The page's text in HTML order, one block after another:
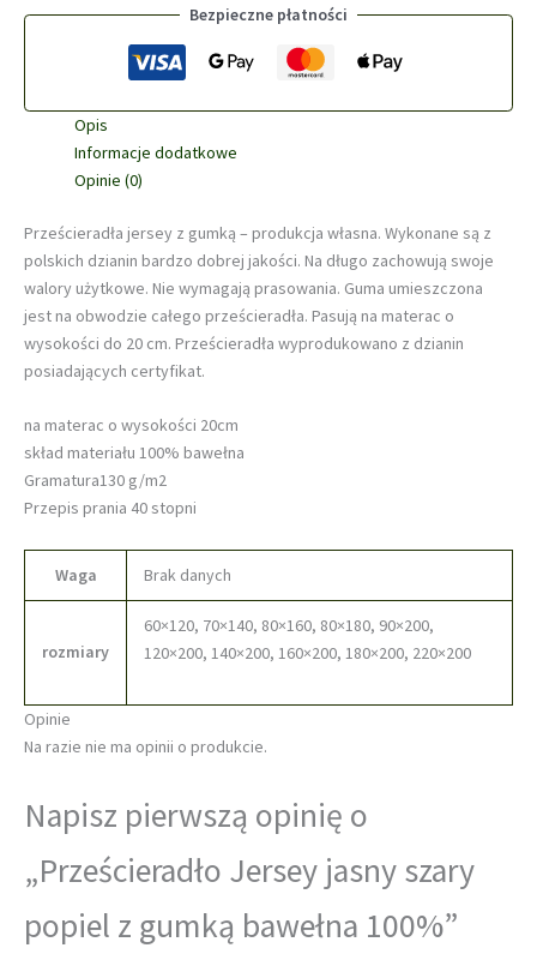
szary
bawełna
Bezpieczne płatności
Opis
Informacje dodatkowe
Opinie (0)
Prześcieradła jersey z gumką – produkcja własna. Wykonane są z
polskich dzianin bardzo dobrej jakości. Na długo zachowują swoje
walory użytkowe. Nie wymagają prasowania. Guma umieszczona
jest na obwodzie całego prześcieradła. Pasują na materac o
wysokości do 20 cm. Prześcieradła wyprodukowano z dzianin
posiadających certyfikat.
na materac o wysokości 20cm
skład materiału 100% bawełna
Gramatura130 g/m2
Przepis prania 40 stopni
Waga Brak danych
rozmiary
60×120, 70×140, 80×160, 80×180, 90×200,
120×200, 140×200, 160×200, 180×200, 220×200
Opinie
Na razie nie ma opinii o produkcie.
Napisz pierwszą opinię o
„Prześcieradło Jersey jasny szary
popiel z gumką bawełna 100%”